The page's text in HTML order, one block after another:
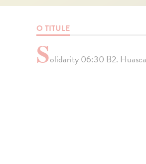
O TITULE
Solidarity 06:30 B2.